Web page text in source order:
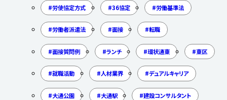
労使協定方式 36協定 労働基準法
労働者派遣法 面接 転職
面接質問例 ランチ 環状通東 東区
就職活動 人材業界 デュアルキャリア
大通公園 大通駅 建設コンサルタント